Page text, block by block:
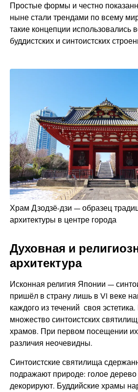
Простые формы и честно
ныне стали трендами по всему
такие концепции использовались
буддистских и синтоистских
Храм Дзодзё-дзи — образец
архитектуры в центре города
Духовная и
архитектура
Исконная религия Японии —
пришёл в страну лишь в VI веке
каждого из течений своя
множество синтоистских
храмов. При первом посещении
различия неочевидны.
Синтоистские святилища
подражают природе: голое дерево
декорируют. Буддийские храмы